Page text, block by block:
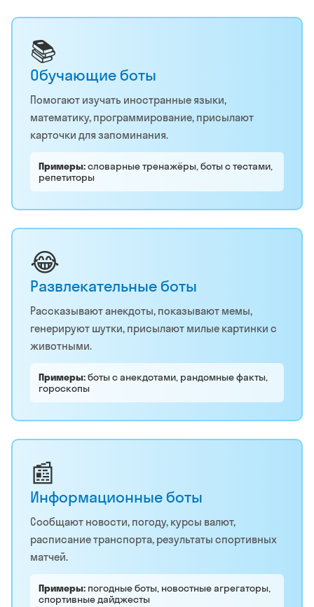
📚
Обучающие боты
Помогают изучать иностранные языки,
математику, программирование, присылают
карточки для запоминания.
Примеры:словарные тренажёры, боты с тестами,
репетиторы
😂
Развлекательные боты
Рассказывают анекдоты, показывают мемы,
генерируют шутки, присылают милые картинки с
животными.
Примеры:боты с анекдотами, рандомные факты,
гороскопы
📰
Информационные боты
Сообщают новости, погоду, курсы валют,
расписание транспорта, результаты спортивных
матчей.
Примеры: погодные боты, новостные агрегаторы,
спортивные дайджесты